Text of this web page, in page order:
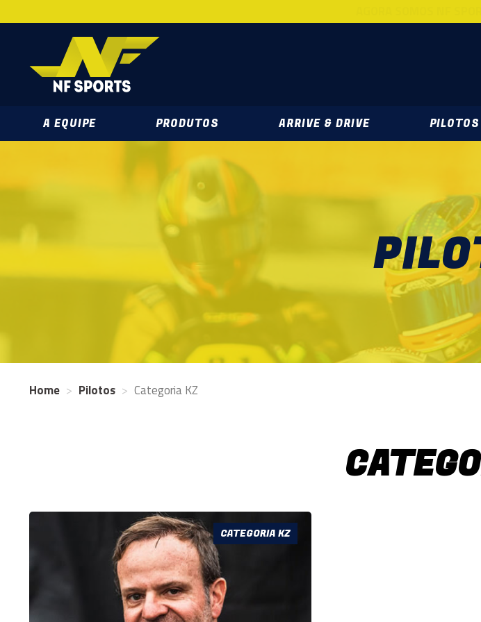
A EQUIPE PRODUTOS ARRIVE & DRIVE PILOTOS
Home Pilotos Categoria KZ
CATEGORIA KZ